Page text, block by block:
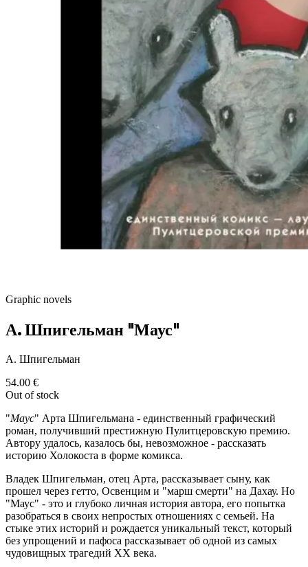
Graphic novels
А. Шпигельман "Маус"
А. Шпигельман
54.00 €
Out of stock
"Маус" Арта Шпигельмана - единственный графический
роман, получивший престижную Пулитцеровскую премию.
Автору удалось, казалось бы, невозможное - рассказать
историю Холокоста в форме комикса.
Владек Шпигельман, отец Арта, рассказывает сыну, как
прошел через гетто, Освенцим и "марш смерти" на Дахау. Но
"Маус" - это и глубоко личная история автора, его попытка
разобраться в своих непростых отношениях с семьей. На
стыке этих историй и рождается уникальный текст, который
без упрощений и пафоса рассказывает об одной из самых
чудовищных трагедий ХХ века.